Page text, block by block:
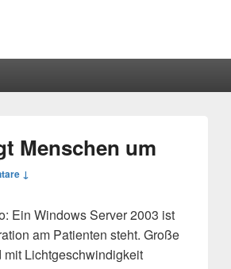
Menschen um
↓
Ein Windows Server 2003 ist
am Patienten steht. Große
Lichtgeschwindigkeit